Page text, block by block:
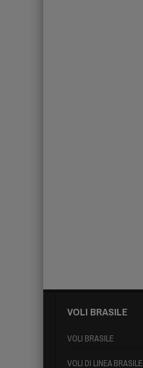
VOLI BRASILE
VOLI BRASILE
VOLI DI LINEA BRASILE